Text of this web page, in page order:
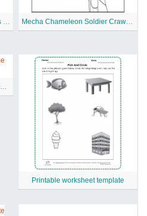
Desenho de Imaculado País das Maravilhas do Inverno para colorir Mecha Chameleon Soldier Crawling with Rifle Coloring Page
Color By Given numbers free Printable Worksheet
Printable worksheet template